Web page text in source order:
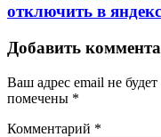
отключить в
Добавить
Ваш адрес email не
помечены *
Комментарий *